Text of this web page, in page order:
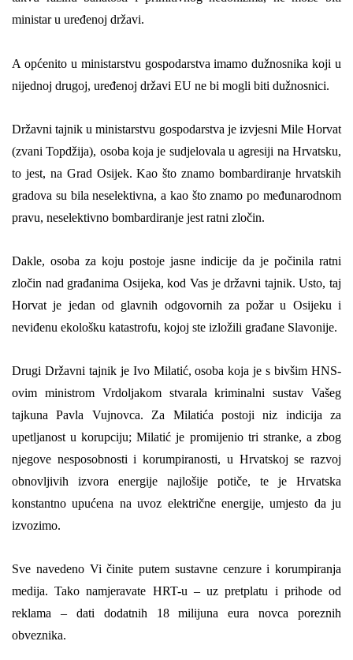
ministar u uređenoj državi.
A općenito u ministarstvu gospodarstva imamo dužnosnika koji u
nijednoj drugoj, uređenoj državi EU ne bi mogli biti dužnosnici.
Državni tajnik u ministarstvu gospodarstva je izvjesni Mile Horvat
(zvani Topdžija), osoba koja je sudjelovala u agresiji na Hrvatsku,
to jest, na Grad Osijek. Kao što znamo bombardiranje hrvatskih
gradova su bila neselektivna, a kao što znamo po međunarodnom
pravu, neselektivno bombardiranje jest ratni zločin.
Dakle, osoba za koju postoje jasne indicije da je počinila ratni
zločin nad građanima Osijeka, kod Vas je državni tajnik. Usto, taj
Horvat je jedan od glavnih odgovornih za požar u Osijeku i
neviđenu ekološku katastrofu, kojoj ste izložili građane Slavonije.
Drugi Državni tajnik je Ivo Milatić, osoba koja je s bivšim HNS-
ovim ministrom Vrdoljakom stvarala kriminalni sustav Vašeg
tajkuna Pavla Vujnovca. Za Milatića postoji niz indicija za
upetljanost u korupciju; Milatić je promijenio tri stranke, a zbog
njegove nesposobnosti i korumpiranosti, u Hrvatskoj se razvoj
obnovljivih izvora energije najlošije potiče, te je Hrvatska
konstantno upućena na uvoz električne energije, umjesto da ju
izvozimo.
Sve navedeno Vi činite putem sustavne cenzure i korumpiranja
medija. Tako namjeravate HRT-u – uz pretplatu i prihode od
reklama – dati dodatnih 18 milijuna euranovca poreznih
obveznika.